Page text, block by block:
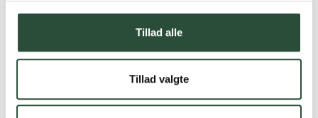
Tillad alle
Tillad valgte